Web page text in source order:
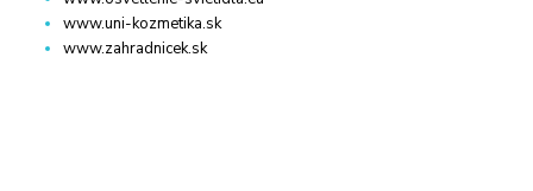
www.uni-kozmetika.sk
www.zahradnicek.sk